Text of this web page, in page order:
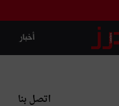
أخبار
اتصل بنا